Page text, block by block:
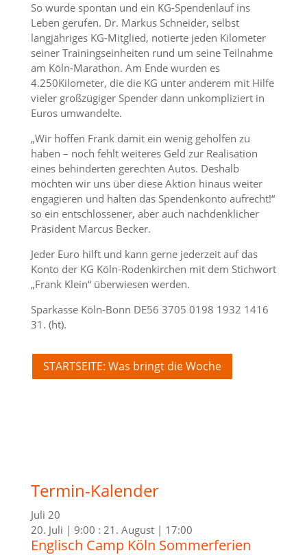
So wurde spontan und ein KG-Spendenlauf ins
Leben gerufen. Dr. Markus Schneider, selbst
langjähriges KG-Mitglied, notierte jeden Kilometer
seiner Trainingseinheiten rund um seine Teilnahme
am Köln-Marathon. Am Ende wurden es
4.250Kilometer, die die KG unter anderem mit Hilfe
vieler großzügiger Spender dann unkompliziert in
Euros umwandelte.
„Wir hoffen Frank damit ein wenig geholfen zu
haben – noch fehlt weiteres Geld zur Realisation
eines behinderten gerechten Autos. Deshalb
möchten wir uns über diese Aktion hinaus weiter
engagieren und halten das Spendenkonto aufrecht!“
so ein entschlossener, aber auch nachdenklicher
Präsident Marcus Becker.
Jeder Euro hilft und kann gerne jederzeit auf das
Konto der KG Köln-Rodenkirchen mit dem Stichwort
„Frank Klein“ überwiesen werden.
Sparkasse Köln-Bonn DE56 3705 0198 1932 1416
31. (ht).
STARTSEITE: Was bringt die Woche
Termin-Kalender
Juli 20
20. Juli | 9:00 : 21. August | 17:00
Englisch Camp Köln Sommerferien